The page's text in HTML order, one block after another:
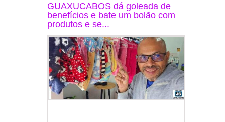
GUAXUCABOS dá goleada de
benefícios e bate um bolão com
produtos e se...